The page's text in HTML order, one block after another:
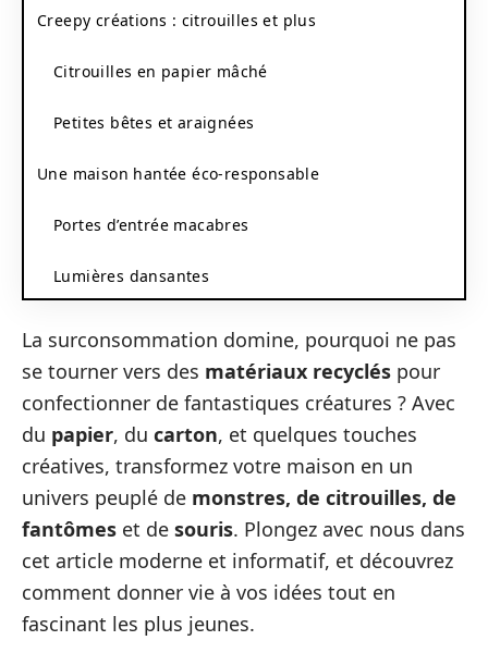
Creepy créations : citrouilles et plus
Citrouilles en papier mâché
Petites bêtes et araignées
Une maison hantée éco-responsable
Portes d’entrée macabres
Lumières dansantes
La surconsommation domine, pourquoi ne pas
se tourner vers des matériaux recyclés pour
confectionner de fantastiques créatures ? Avec
du papier, du carton, et quelques touches
créatives, transformez votre maison en un
univers peuplé de monstres, de citrouilles, de
fantômes et de souris. Plongez avec nous dans
cet article moderne et informatif, et découvrez
comment donner vie à vos idées tout en
fascinant les plus jeunes.